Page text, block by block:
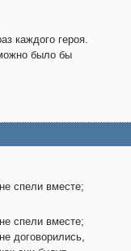
каждого героя.
было бы
не спели вместе;
не спели вместе;
не договорились,